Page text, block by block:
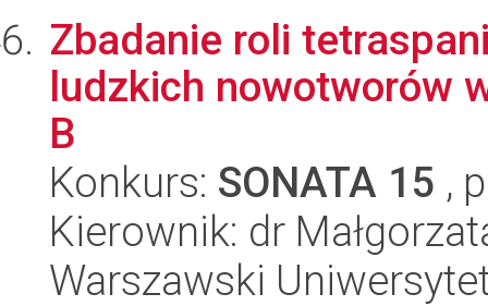
Zbadanie roli
ludzkich nowotworów
B
Konkurs: SONATA 15 ,
Kierownik: dr
Warszawski